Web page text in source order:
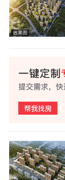
效果图
效果图